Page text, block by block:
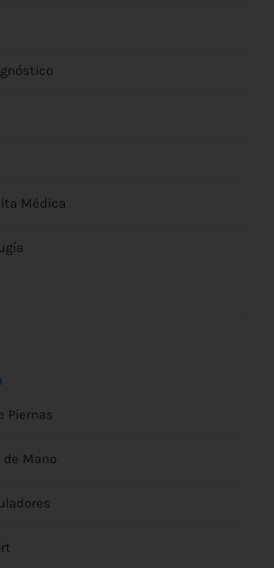
Médica
Piernas
Mano